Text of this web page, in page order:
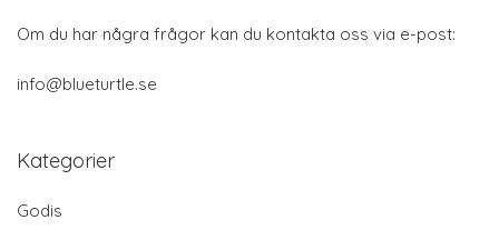
Om du har några frågor kan du kontakta oss via e-post:
info@blueturtle.se
Kategorier
Godis